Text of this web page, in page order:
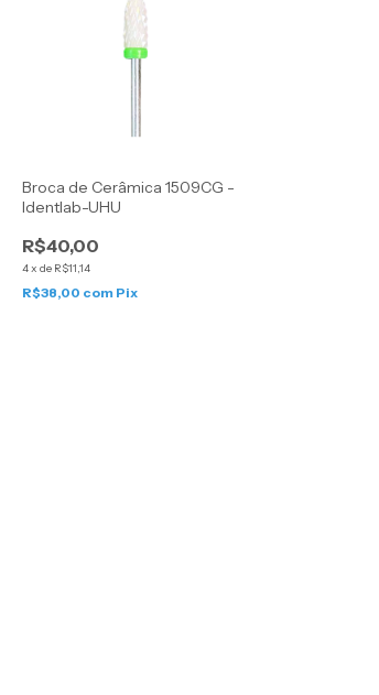
Broca de Cerâmica 1509CG -
Identlab-UHU
R$40,00
4x de R$11,14
R$38,00 com Pix